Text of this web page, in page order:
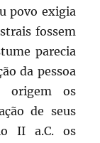
povo exigia
fossem
parecia
da pessoa
origem os
de seus
II a.C. os